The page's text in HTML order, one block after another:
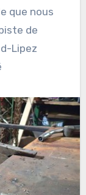
que nous
de
Lipez